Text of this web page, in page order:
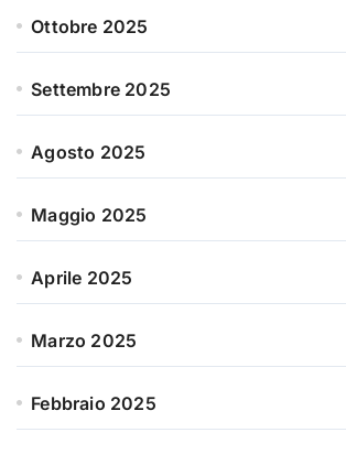
Ottobre 2025
Settembre 2025
Agosto 2025
Maggio 2025
Aprile 2025
Marzo 2025
Febbraio 2025